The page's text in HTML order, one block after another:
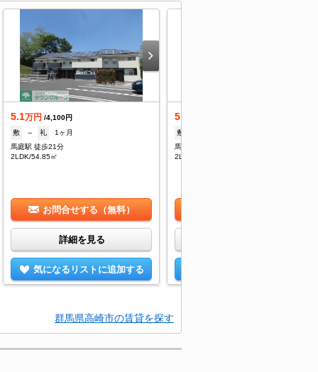
5.1万円 /4,100円
敷
-- 礼
1ヶ月
馬庭駅 徒歩21分
2LDK/54.85㎡
お問合せする（無料）
詳細を見る
気になるリストに追加する
5.1
敷
馬庭駅 徒歩21分
2LDK/54.85㎡
群馬県高崎市の賃貸を探す